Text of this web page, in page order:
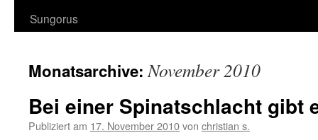
zum
Sungorus
Monatsarchive:November 2010
Bei einer Spinatschlacht gibt
Publiziert am 17. November 2010von christian s.